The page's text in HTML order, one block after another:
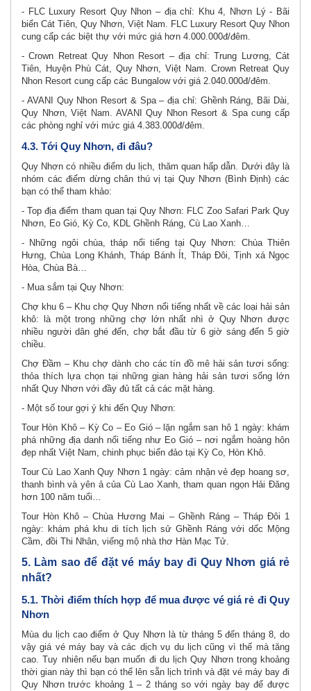
- FLC Luxury Resort Quy Nhon – địa chỉ: Khu 4, Nhơn Lý - Bãi
biển Cát Tiên, Quy Nhơn, Việt Nam. FLC Luxury Resort Quy Nhon
cung cấp các biệt thự với mức giá hơn 4.000.000đ/đêm.
- Crown Retreat Quy Nhon Resort – địa chỉ: Trung Lương, Cát
Tiên, Huyện Phù Cát, Quy Nhơn, Việt Nam. Crown Retreat Quy
Nhon Resort cung cấp các Bungalow với giá 2.040.000đ/đêm.
- AVANI Quy Nhon Resort & Spa – địa chỉ: Ghềnh Ráng, Bãi Dài,
Quy Nhơn, Việt Nam. AVANI Quy Nhon Resort & Spa cung cấp
các phòng nghỉ với mức giá 4.383.000đ/đêm.
4.3. Tới Quy Nhơn, đi đâu?
Quy Nhơn có nhiều điểm du lịch, thăm quan hấp dẫn. Dưới đây là
nhóm các điểm dừng chân thú vị tại Quy Nhơn (Bình Định) các
bạn có thể tham khảo:
- Top địa điểm tham quan tại Quy Nhơn: FLC Zoo Safari Park Quy
Nhơn, Eo Gió, Kỳ Co, KDL Ghềnh Ráng, Cù Lao Xanh…
- Những ngôi chùa, tháp nổi tiếng tại Quy Nhơn: Chùa Thiên
Hưng, Chùa Long Khánh, Tháp Bánh Ít, Tháp Đôi, Tịnh xá Ngọc
Hòa, Chùa Bà…
- Mua sắm tại Quy Nhơn:
Chợ khu 6 – Khu chợ Quy Nhơn nổi tiếng nhất về các loại hải sản
khô: là một trong những chợ lớn nhất nhì ở Quy Nhơn được
nhiều người dân ghé đến, chợ bắt đầu từ 6 giờ sáng đến 5 giờ
chiều.
Chợ Đầm – Khu chợ dành cho các tín đồ mê hải sản tươi sống:
thỏa thích lựa chọn tại những gian hàng hải sản tươi sống lớn
nhất Quy Nhơn với đầy đủ tất cả các mặt hàng.
- Một số tour gợi ý khi đến Quy Nhơn:
Tour Hòn Khô – Kỳ Co – Eo Gió – lặn ngắm san hô 1 ngày: khám
phá những địa danh nổi tiếng như Eo Gió – nơi ngắm hoàng hôn
đẹp nhất Việt Nam, chinh phục biển đảo tại Kỳ Co, Hòn Khô.
Tour Cù Lao Xanh Quy Nhơn 1 ngày: cảm nhận vẻ đẹp hoang sơ,
thanh bình và yên ả của Cù Lao Xanh, tham quan ngọn Hải Đăng
hơn 100 năm tuổi…
Tour Hòn Khô – Chùa Hương Mai – Ghềnh Ráng – Tháp Đôi 1
ngày: khám phá khu di tích lịch sử Ghềnh Ráng với dốc Mộng
Cầm, đồi Thi Nhân, viếng mộ nhà thơ Hàn Mạc Tử.
5. Làm sao để đặt vé máy bay đi Quy Nhơn giá rẻ
nhất?
5.1. Thời điểm thích hợp để mua được vé giá rẻ đi Quy
Nhơn
Mùa du lịch cao điểm ở Quy Nhơn là từ tháng 5 đến tháng 8, do
vậy giá vé máy bay và các dịch vụ du lịch cũng vì thế mà tăng
cao. Tuy nhiên nếu bạn muốn đi du lịch Quy Nhơn trong khoảng
thời gian này thì bạn có thể lên sẵn lịch trình và đặt vé máy bay đi
Quy Nhơn trước khoảng 1 – 2 tháng so với ngày bay để được